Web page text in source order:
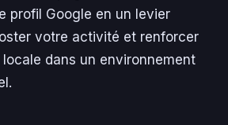
profil Google en un levier
votre activité et renforcer
dans un environnement